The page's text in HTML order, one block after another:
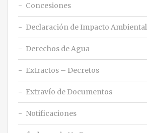
Concesiones
Declaración de Impacto Ambiental
Derechos de Agua
Extractos – Decretos
Extravío de Documentos
Notificaciones